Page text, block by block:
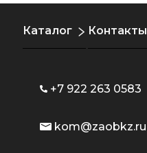
Каталог Контакты
+7 922 263 0583
kom@zaobkz.ru